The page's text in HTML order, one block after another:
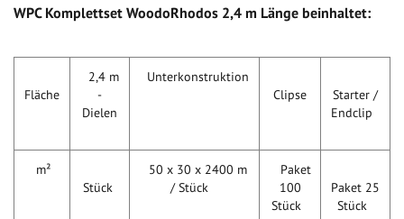
WPC Komplettset WoodoRhodos 2,4 m Länge beinhaltet:
Fläche
2,4 m
-
Dielen
Unterkonstruktion
Clipse
Starter /
Endclip
m²
Stück
50 x 30 x 2400 m
/ Stück
Paket
100
Stück
Paket 25
Stück